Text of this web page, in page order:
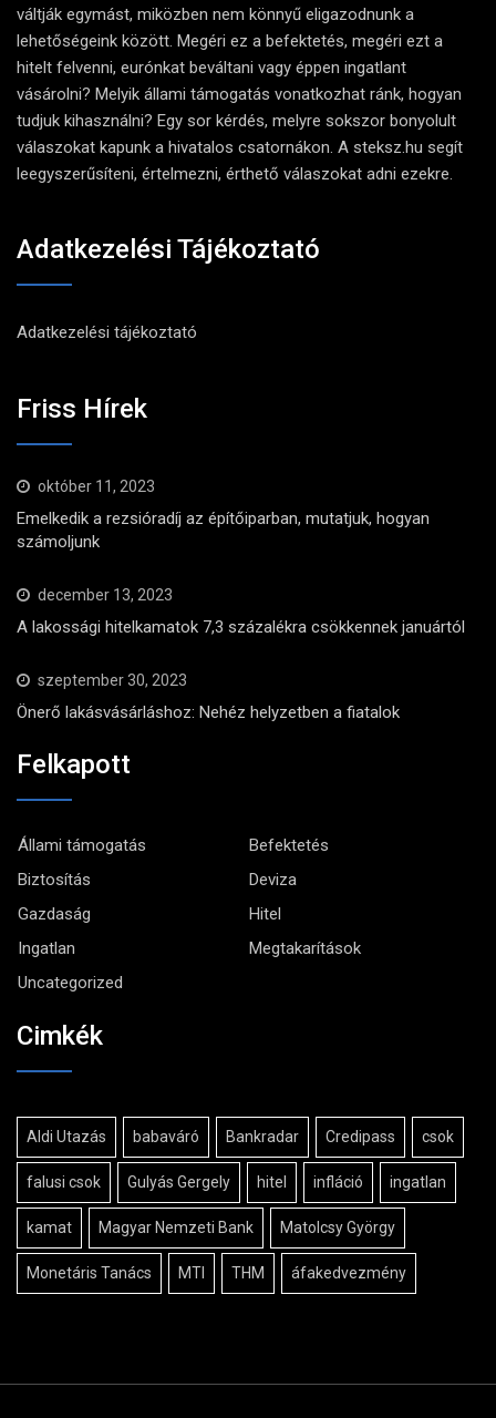
váltják egymást, miközben nem könnyű eligazodnunk a
lehetőségeink között. Megéri ez a befektetés, megéri ezt a
hitelt felvenni, eurónkat beváltani vagy éppen ingatlant
vásárolni? Melyik állami támogatás vonatkozhat ránk, hogyan
tudjuk kihasználni? Egy sor kérdés, melyre sokszor bonyolult
válaszokat kapunk a hivatalos csatornákon. A steksz.hu segít
leegyszerűsíteni, értelmezni, érthető válaszokat adni ezekre.
Adatkezelési Tájékoztató
Adatkezelési tájékoztató
Friss Hírek
október 11, 2023
Emelkedik a rezsióradíj az építőiparban, mutatjuk, hogyan
számoljunk
december 13, 2023
A lakossági hitelkamatok 7,3 százalékra csökkennek januártól
szeptember 30, 2023
Önerő lakásvásárláshoz: Nehéz helyzetben a fiatalok
Felkapott
Állami támogatás
Befektetés
Biztosítás
Deviza
Gazdaság
Hitel
Ingatlan
Megtakarítások
Uncategorized
Cimkék
Aldi Utazás babaváró Bankradar Credipass csok
falusi csok Gulyás Gergely hitel infláció ingatlan
kamat Magyar Nemzeti Bank Matolcsy György
Monetáris Tanács MTI THM áfakedvezmény